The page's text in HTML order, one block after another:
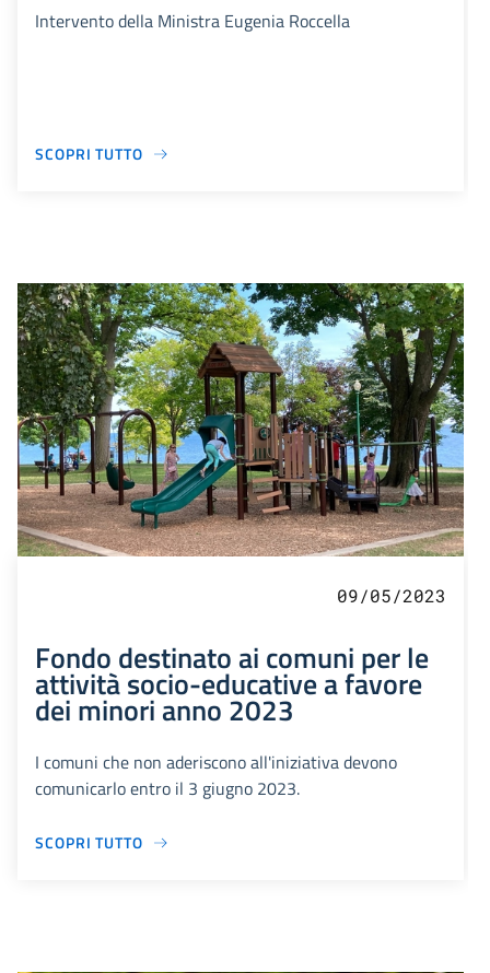
Intervento della Ministra Eugenia Roccella
SCOPRI TUTTO
09/05/2023
Fondo destinato ai comuni per le
attività socio-educative a favore
dei minori anno 2023
I comuni che non aderiscono all'iniziativa devono
comunicarlo entro il 3 giugno 2023.
SCOPRI TUTTO